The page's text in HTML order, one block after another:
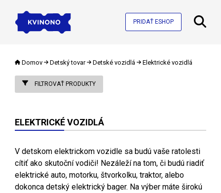
PRIDAŤ ESHOP
Domov Detský tovar Detské vozidlá Elektrické vozidlá
FILTROVAŤ PRODUKTY
ELEKTRICKÉ VOZIDLÁ
V detskom elektrickom vozidle sa budú vaše ratolesti
cítiť ako skutoční vodiči! Nezáleží na tom, či budú riadiť
elektrické auto, motorku, štvorkolku, traktor, alebo
dokonca detský elektrický bager. Na výber máte širokú